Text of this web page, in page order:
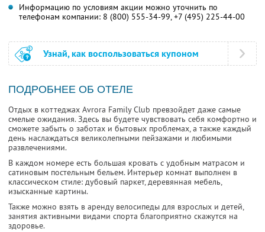
Информацию по условиям акции можно уточнить по
телефонам компании: 8 (800) 555-34-99, +7 (495) 225-44-00
Узнай, как воспользоваться купоном
ПОДРОБНЕЕ ОБ ОТЕЛЕ
Отдых в коттеджах Avrora Family Club превзойдет даже самые
смелые ожидания. Здесь вы будете чувствовать себя комфортно и
сможете забыть о заботах и бытовых проблемах, а также каждый
день наслаждаться великолепными пейзажами и любимыми
развлечениями.
В каждом номере есть большая кровать с удобным матрасом и
сатиновым постельным бельем. Интерьер комнат выполнен в
классическом стиле: дубовый паркет, деревянная мебель,
изысканные картины.
Также можно взять в аренду велосипеды для взрослых и детей,
занятия активными видами спорта благоприятно скажутся на
здоровье.